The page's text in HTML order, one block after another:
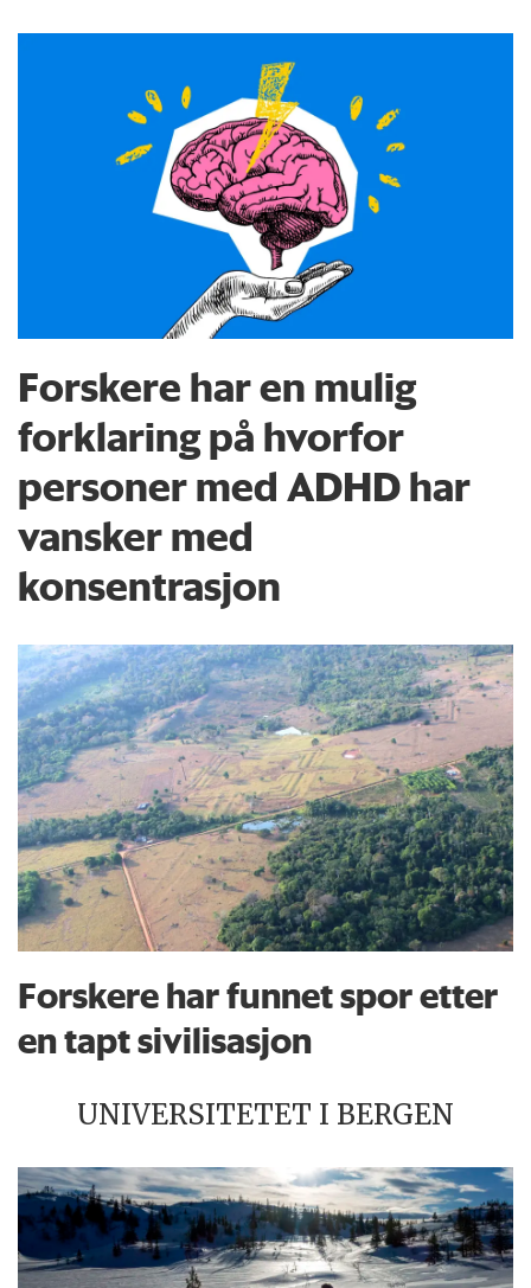
Forskere har en mulig
forklaring på hvorfor
personer med ADHD har
vansker med
konsentrasjon
Forskere har funnet spor etter
en tapt sivilisasjon
UNIVERSITETET I BERGEN